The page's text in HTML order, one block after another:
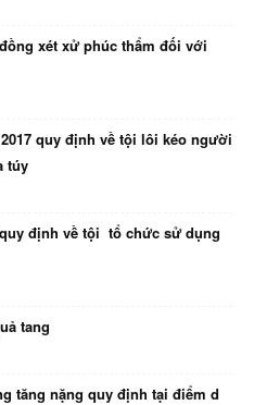
xét xử phúc thẩm đối với
quy định về tội lôi kéo người
túy
định về tội tổ chức sử dụng
tang
tăng nặng quy định tại điểm d